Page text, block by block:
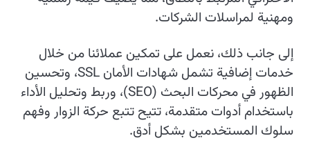
ومهنية لمراسلات الشركات.
إلى جانب ذلك، نعمل على تمكين عملائنا من خلال
خدمات إضافية تشمل شهادات الأمان SSL، وتحسين
الظهور في محركات البحث (SEO)، وربط وتحليل الأداء
باستخدام أدوات متقدمة، تتيح تتبع حركة الزوار وفهم
سلوك المستخدمين بشكل أدق.